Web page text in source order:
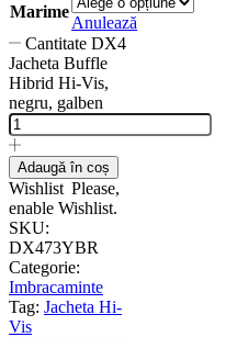
Marime
Anulează
Cantitate DX4
Jacheta Buffle
Hibrid Hi-Vis,
negru, galben
Adaugă în coș
Wishlist Please,
enable Wishlist.
SKU:
DX473YBR
Categorie:
Imbracaminte
Tag: Jacheta Hi-
Vis